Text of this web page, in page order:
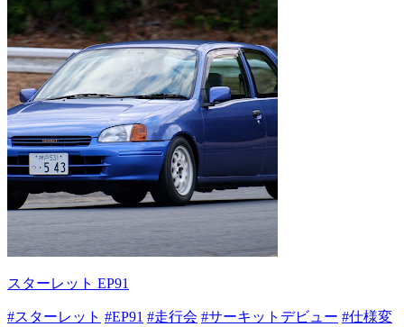
スターレット EP91
#スターレット #EP91 #走行会 #サーキットデビュー #仕様変